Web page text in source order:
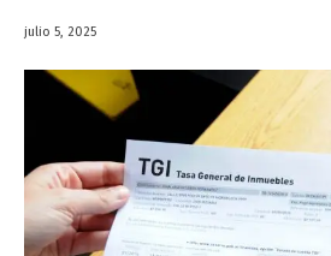
julio 5, 2025